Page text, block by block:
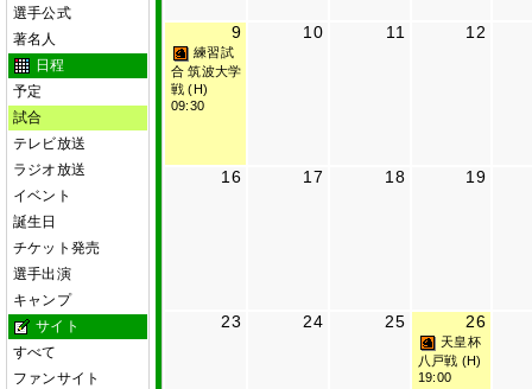
選手公式
著名人
日程
予定
試合
テレビ放送
ラジオ放送
イベント
誕生日
チケット発売
選手出演
キャンプ
サイト
すべて
ファンサイト
9
練習試
合 筑波大学
戦 (H)
09:30
10 11 12
16 17 18 19
23 24 25 26
天皇杯
八戸戦 (H)
19:00